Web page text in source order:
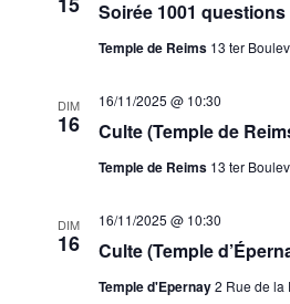
Soirée 1001 questions
Temple de Reims 13 ter
DIM
16 Culte (Temple de
16/11/2025 @ 10:30
Temple de Reims 13 ter
DIM
16 Culte (Temple
16/11/2025 @ 10:30
Temple d'Epernay2 Rue de la